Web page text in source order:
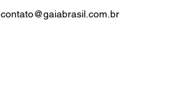
contato@gaiabrasil.com.br